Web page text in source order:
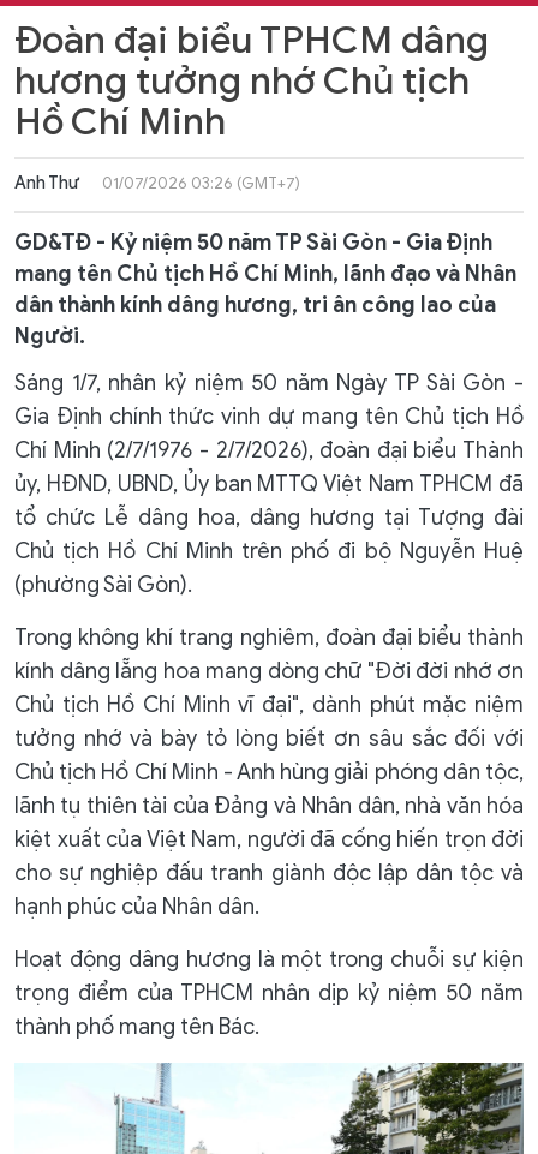
Đoàn đại biểu TPHCM dâng
hương tưởng nhớ Chủ tịch
Hồ Chí Minh
Anh Thư 01/07/2026 03:26 (GMT+7)
GD&TĐ - Kỷ niệm 50 năm TP Sài Gòn - Gia Định
mang tên Chủ tịch Hồ Chí Minh, lãnh đạo và Nhân
dân thành kính dâng hương, tri ân công lao của
Người.
Sáng 1/7, nhân kỷ niệm 50 năm Ngày TP Sài Gòn -
Gia Định chính thức vinh dự mang tên Chủ tịch Hồ
Chí Minh (2/7/1976 - 2/7/2026), đoàn đại biểu Thành
ủy, HĐND, UBND, Ủy ban MTTQ Việt Nam TPHCM đã
tổ chức Lễ dâng hoa, dâng hương tại Tượng đài
Chủ tịch Hồ Chí Minh trên phố đi bộ Nguyễn Huệ
(phường Sài Gòn).
Trong không khí trang nghiêm, đoàn đại biểu thành
kính dâng lẵng hoa mang dòng chữ "Đời đời nhớ ơn
Chủ tịch Hồ Chí Minh vĩ đại", dành phút mặc niệm
tưởng nhớ và bày tỏ lòng biết ơn sâu sắc đối với
Chủ tịch Hồ Chí Minh - Anh hùng giải phóng dân tộc,
lãnh tụ thiên tài của Đảng và Nhân dân, nhà văn hóa
kiệt xuất của Việt Nam, người đã cống hiến trọn đời
cho sự nghiệp đấu tranh giành độc lập dân tộc và
hạnh phúc của Nhân dân.
Hoạt động dâng hương là một trong chuỗi sự kiện
trọng điểm của TPHCM nhân dịp kỷ niệm 50 năm
thành phố mang tên Bác.